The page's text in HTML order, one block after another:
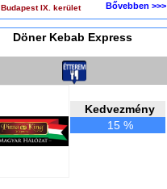
Budapest IX. kerület Bővebben >>>
Döner Kebab Express
Kedvezmény
15 %